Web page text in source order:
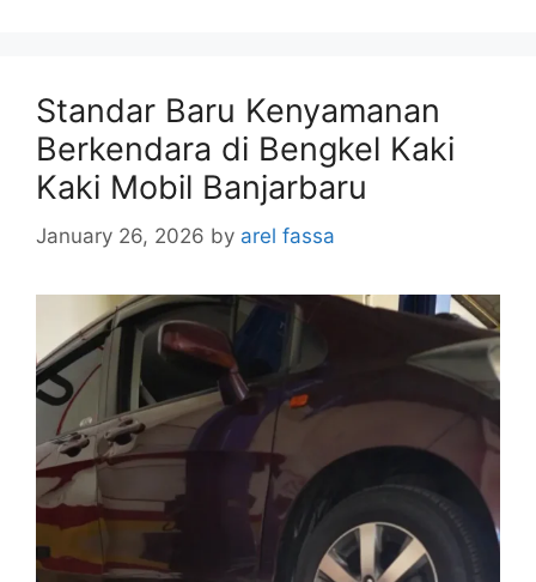
Standar Baru Kenyamanan
Berkendara di Bengkel Kaki
Kaki Mobil Banjarbaru
January 26, 2026 by arel fassa